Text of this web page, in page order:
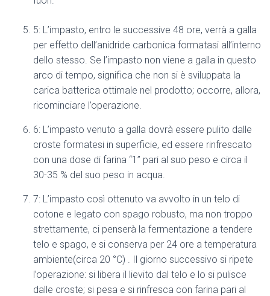
5: L’impasto, entro le successive 48 ore, verrà a galla
per effetto dell’anidride carbonica formatasi all’interno
dello stesso. Se l’impasto non viene a galla in questo
arco di tempo, significa che non si è sviluppata la
carica batterica ottimale nel prodotto; occorre, allora,
ricominciare l’operazione.
6: L’impasto venuto a galla dovrà essere pulito dalle
croste formatesi in superficie, ed essere rinfrescato
con una dose di farina “1” pari al suo peso e circa il
30-35 % del suo peso in acqua.
7: L’impasto così ottenuto va avvolto in un telo di
cotone e legato con spago robusto, ma non troppo
strettamente, ci penserà la fermentazione a tendere
telo e spago, e si conserva per 24 ore a temperatura
ambiente(circa 20 °C) . Il giorno successivo si ripete
l’operazione: si libera il lievito dal telo e lo si pulisce
dalle croste; si pesa e si rinfresca con farina pari al